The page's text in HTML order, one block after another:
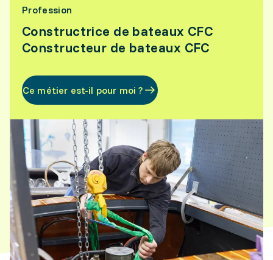
Profession
Constructrice de bateaux CFC
Constructeur de bateaux CFC
Ce métier est-il pour moi ?